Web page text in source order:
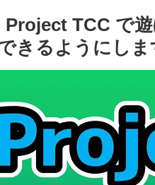
Project TCC で
きるようにしま